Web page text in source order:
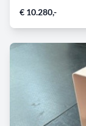
€ 10.280,-